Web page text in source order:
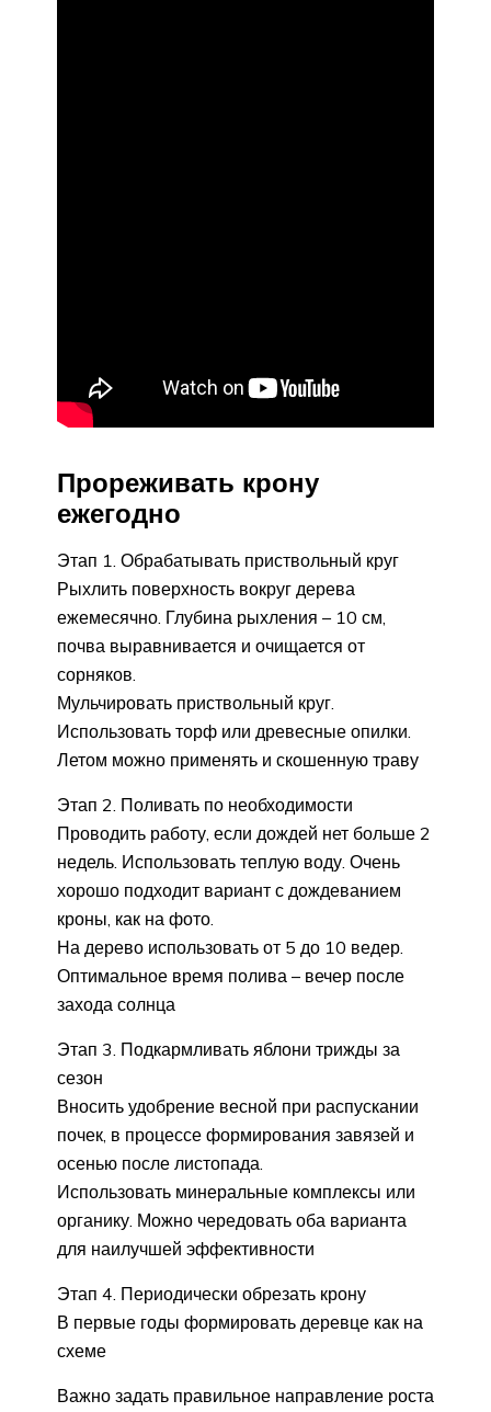
Прореживать крону
ежегодно
Этап 1. Обрабатывать приствольный круг
Рыхлить поверхность вокруг дерева
ежемесячно. Глубина рыхления – 10 см,
почва выравнивается и очищается от
сорняков.
Мульчировать приствольный круг.
Использовать торф или древесные опилки.
Летом можно применять и скошенную траву
Этап 2. Поливать по необходимости
Проводить работу, если дождей нет больше 2
недель. Использовать теплую воду. Очень
хорошо подходит вариант с дождеванием
кроны, как на фото.
На дерево использовать от 5 до 10 ведер.
Оптимальное время полива – вечер после
захода солнца
Этап 3. Подкармливать яблони трижды за
сезон
Вносить удобрение весной при распускании
почек, в процессе формирования завязей и
осенью после листопада.
Использовать минеральные комплексы или
органику. Можно чередовать оба варианта
для наилучшей эффективности
Этап 4. Периодически обрезать крону
В первые годы формировать деревце как на
схеме
Важно задать правильное направление роста